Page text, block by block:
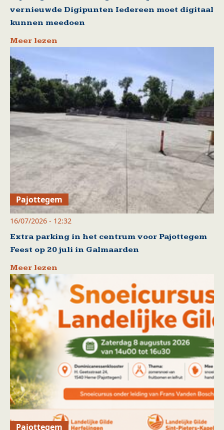
vernieuwde Digipunten Iedereen moet digitaal
kunnen meedoen
Meer lezen
Pajottegem
16/07/2026 - 12:32
Extra parking in het centrum voor Pajottegem
Feest op 20 juli in Galmaarden
Meer lezen
Pajottegem